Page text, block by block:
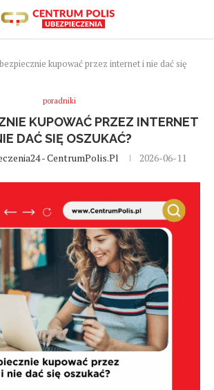
kupować przez internet i nie dać się
poradniki
KUPOWAĆ PRZEZ INTERNET
DAĆ SIĘ OSZUKAĆ?
- CentrumPolis.pl 2026-06-11